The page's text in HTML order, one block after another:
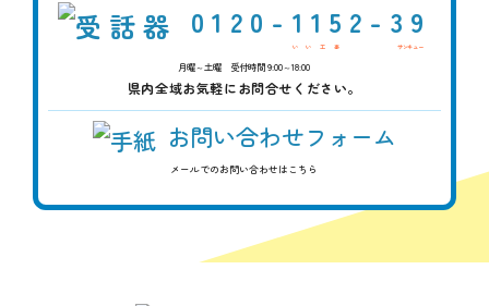
0120- 1152- 39
月曜～土曜 受付時間 9:00～18:00
県内全域お気軽にお問合せください。
お問い合わせフォーム
メールでのお問い合わせはこちら